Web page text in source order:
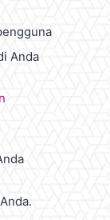
Anda